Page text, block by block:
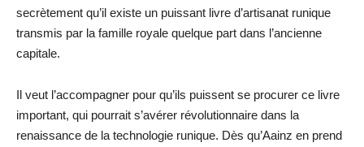
secrètement qu’il existe un puissant livre d’artisanat runique
transmis par la famille royale quelque part dans l’ancienne
capitale.
Il veut l’accompagner pour qu’ils puissent se procurer ce livre
important, qui pourrait s’avérer révolutionnaire dans la
renaissance de la technologie runique. Dès qu’Aainz en prend